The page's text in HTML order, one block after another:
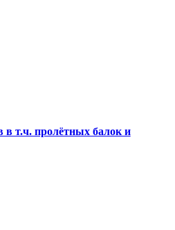
в т.ч. пролётных балок и